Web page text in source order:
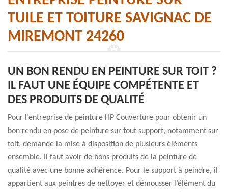
TUILE ET TOITURE SAVIGNAC DE
MIREMONT 24260
UN BON RENDU EN PEINTURE SUR TOIT ?
IL FAUT UNE ÉQUIPE COMPÉTENTE ET
DES PRODUITS DE QUALITÉ
Pour l’entreprise de peinture HP Couverture pour obtenir un
bon rendu en pose de peinture sur tout support, notamment sur
toit, demande la mise à disposition de plusieurs éléments
ensemble. Il faut avoir de bons produits de la peinture de
qualité avec une bonne adhérence. Pour le support à peindre, il
appartient aux peintres de nettoyer et démousser l’élément du